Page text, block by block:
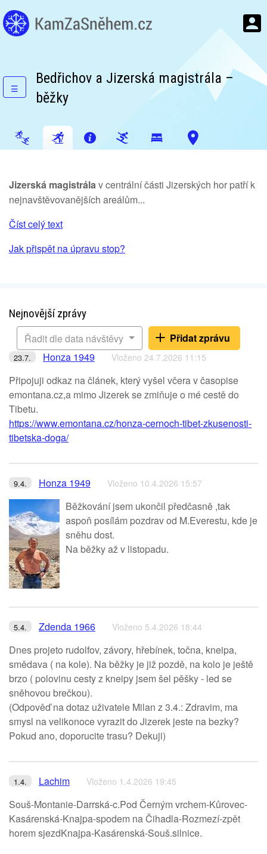
☰
Bedřichov a Jizerská magistrála –
běžky
Jizerská magistrálav centrální části Jizerských hor patří k
nejnavštěvovanějších areálům...
Číst celý text
Jak přispět na úpravu stop?
Nejnovější zprávy
Řadit dle data návštěvy
Přidat zprávu
23.7. Honza 1949 Vloženo 24.7.2026 11:15
Připojuji odkaz na článek, který vyšel včera v časopise
emontana.cz,a mimo Jizerek se zmiňuje o mé cestě do
Tibetu.
https://www.emontana.cz/honza-cernoch-tibet-zkusenosti-
tibetska-doga/
9.4. Honza 1949 Vloženo 10.4.2026 15:57
Běžkování jsem ukončil předčasně ,tak
aspoň posílám pozdrav od M.Everestu, kde je
sněhu dost.
Na běžky až v listopadu.
5.4. Zdenda 1966 Vloženo 5.4.2026 18:44
Dnes projeto rudolfov, závory, hřebínek, točna, kneipa,
smědava ( na kole). Na běžky je již pozdě, na kolo je ještě
brzo ( polovinu cesty z kneipy jsem šel pěšky - led se
sněhovou brečkou).
(Odpověď na dotaz uživatele Milan z 3.4.: Zdravim, ma
smysl na velikonoce vyrazit do Jizerek jeste na bezky?
Pokud ano, doporucite trasu? Dekuji)
1.4. Lachim Vloženo 1.4.2026 19:45
Souš-Montanie-Darrská-c.Pod Černým vrchem-Kůrovec-
Kasárenská-Knajpa-spodem na Čihadla-Rozmezí-zpět
horem sjezdKnajpa-Kasárenská-Souš.silnice.